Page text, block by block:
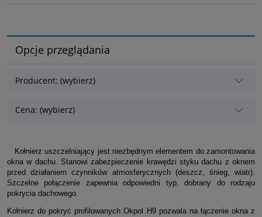
Opcje przeglądania
Producent: (wybierz)
Cena: (wybierz)
Kołnierz uszczelniający jest niezbędnym elementem do zamontowania
okna w dachu. Stanowi zabezpieczenie krawędzi styku dachu z oknem
przed działaniem czynników atmosferycznych (deszcz, śnieg, wiatr).
Szczelne połączenie zapewnia odpowiedni typ, dobrany do rodzaju
pokrycia dachowego.
Kołnierz do pokryć profilowanych Okpol H9 pozwala na łączenie okna z